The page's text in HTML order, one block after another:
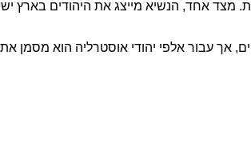
מצד אחד, הנשיא מייצג את היהודים בארץ
אך עבור אלפי יהודי אוסטרליה הוא